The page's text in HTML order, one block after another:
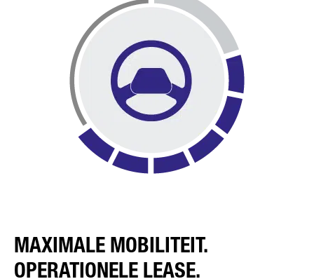
TELEFOONNUMMER*
UW BERICHT (OPTIONEEL)
gebruiken in overeenstemming met de wettelijke bepalingen
inzake gegevensbescherming in lijn met uw toestemming,
uitsluitend voor de verwerking van uw aanvraag. Verdere
MAXIMALE MOBILITEIT.
OPERATIONELE LEASE.